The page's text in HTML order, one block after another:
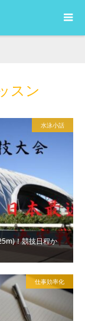
スン
！競技日程か
水泳小話
仕事効率化